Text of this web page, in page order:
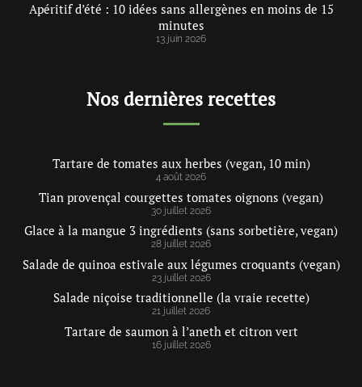
Apéritif d’été : 10 idées sans allergènes en moins de 15
minutes
13 juin 2026
Nos dernières recettes
Tartare de tomates aux herbes (vegan, 10 min)
4 août 2026
Tian provençal courgettes tomates oignons (vegan)
30 juillet 2026
Glace à la mangue 3 ingrédients (sans sorbetière, vegan)
28 juillet 2026
Salade de quinoa estivale aux légumes croquants (vegan)
23 juillet 2026
Salade niçoise traditionnelle (la vraie recette)
21 juillet 2026
Tartare de saumon à l’aneth et citron vert
16 juillet 2026